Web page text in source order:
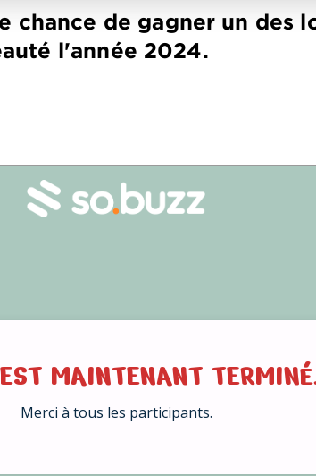
chance de gagner un des
l'année 2024.